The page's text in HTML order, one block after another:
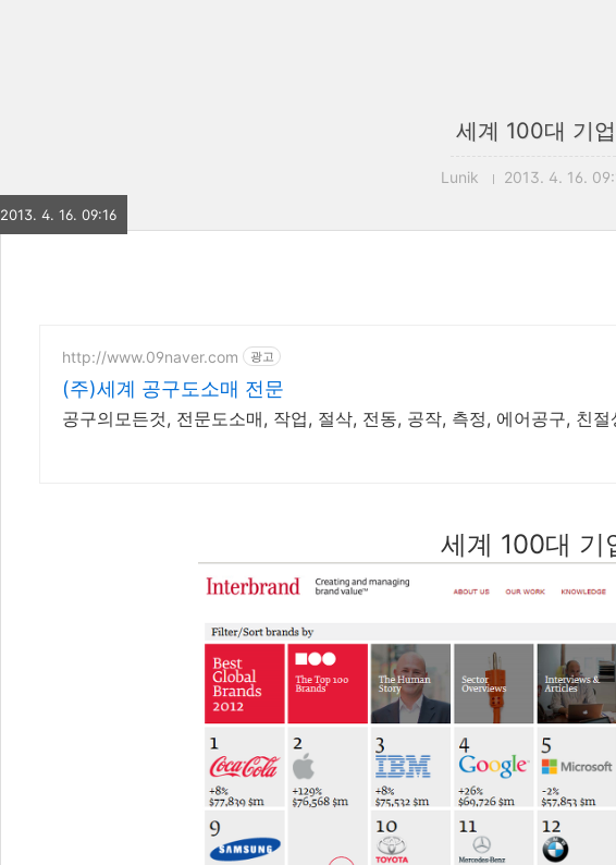
세계 100대 기업
Lunik 2013. 4. 16.
2013. 4. 16. 09:16
http://www.09naver.com 광고
(주)세계 공구도소매 전문
공구의모든것, 전문도소매, 작업, 절삭, 전동, 공작, 측정, 에어공구, 친절
세계 100대 기